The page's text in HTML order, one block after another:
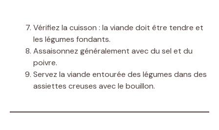
Vérifiez la cuisson : la viande doit être tendre et
les légumes fondants.
Assaisonnez généralement avec du sel et du
poivre.
Servez la viande entourée des légumes dans des
assiettes creuses avec le bouillon.